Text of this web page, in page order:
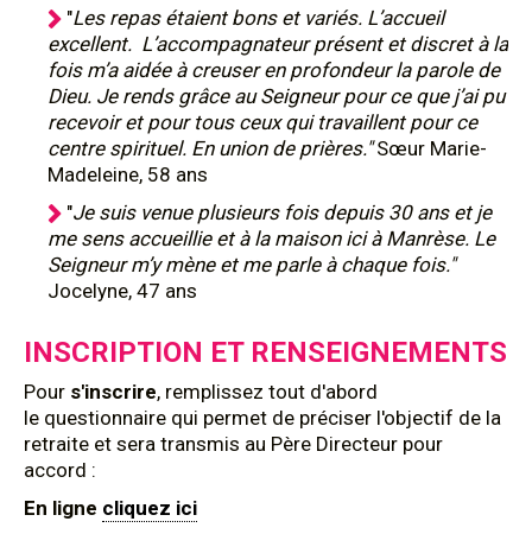
"Les repas étaient bons et variés. L’accueil
excellent. L’accompagnateur présent et discret à la
fois m’a aidée à creuser en profondeur la parole de
Dieu. Je rends grâce au Seigneur pour ce que j’ai pu
recevoir et pour tous ceux qui travaillent pour ce
centre spirituel. En union de prières."Sœur Marie-
Madeleine, 58 ans
"Je suis venue plusieurs fois depuis 30 ans et je
me sens accueillie et à la maison ici à Manrèse. Le
Seigneur m’y mène et me parle à chaque fois."
Jocelyne, 47 ans
INSCRIPTION ET RENSEIGNEMENTS
Pour s'inscrire, remplissez tout d'abord
le questionnaire qui permet de préciser l'objectif de la
retraite et sera transmis au Père Directeur pour
accord :
En ligne cliquez ici